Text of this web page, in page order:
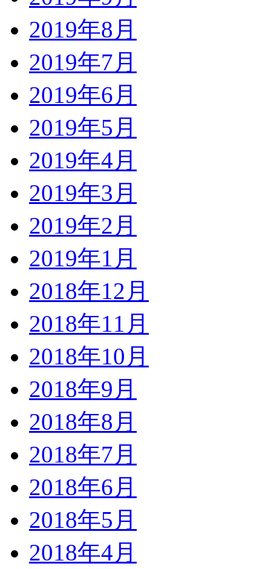
2019年8月
2019年7月
2019年6月
2019年5月
2019年4月
2019年3月
2019年2月
2019年1月
2018年12月
2018年11月
2018年10月
2018年9月
2018年8月
2018年7月
2018年6月
2018年5月
2018年4月